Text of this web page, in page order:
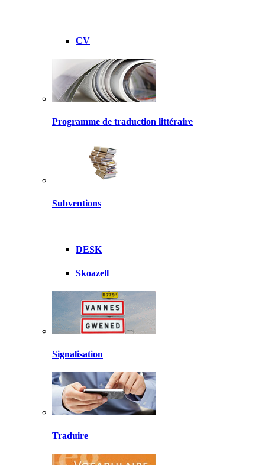
CV
Programme de traduction littéraire
Subventions
DESK
Skoazell
Signalisation
Traduire